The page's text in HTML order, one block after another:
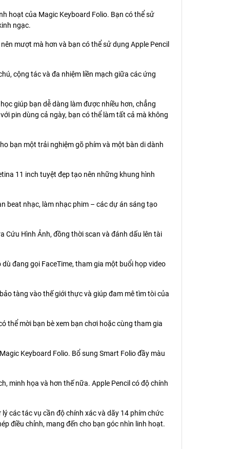
hoạt của Magic Keyboard Folio. Bạn có thể sử
ngạc.
mượt mà hơn và bạn có thể sử dụng Apple Pencil
cộng tác và đa nhiệm liền mạch giữa các ứng
giúp bạn dễ dàng làm được nhiều hơn, chẳng
pin dùng cả ngày, bạn có thể làm tất cả mà không
bạn một trải nghiệm gõ phím và một bàn di dành
11 inch tuyệt đẹp tạo nên những khung hình
beat nhạc, làm nhạc phim – các dự án sáng tạo
Cứu Hình Ảnh, đồng thời scan và đánh dấu lên tài
đang gọi FaceTime, tham gia một buổi họp video
tàng vào thế giới thực và giúp đam mê tìm tòi của
thể mời bạn bè xem bạn chơi hoặc cùng tham gia
Keyboard Folio. Bổ sung Smart Folio đầy màu
minh họa và hơn thế nữa. Apple Pencil có độ chính
các tác vụ cần độ chính xác và dãy 14 phím chức
điều chỉnh, mang đến cho bạn góc nhìn linh hoạt.